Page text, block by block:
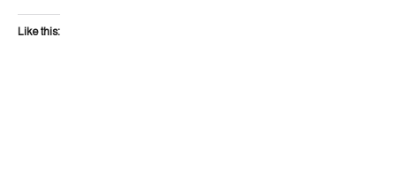
Like this: